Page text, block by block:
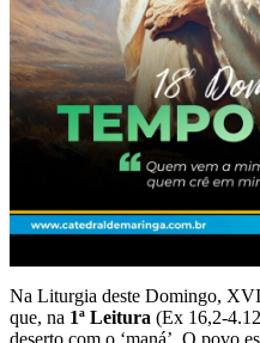
Na Liturgia deste Domingo,
que, na 1ª Leitura (Ex 16,2-
deserto com o ‘maná’. O povo